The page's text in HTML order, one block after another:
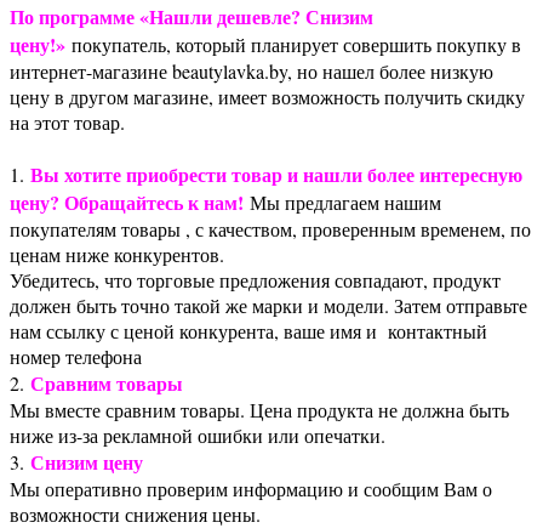
По программе «Нашли дешевле? Снизим
цену!» покупатель, который планирует совершить покупку в
интернет-магазине beautylavka.by, но нашел более низкую
цену в другом магазине, имеет возможность получить скидку
на этот товар.
1. Вы хотите приобрести товар и нашли более интересную
цену? Обращайтесь к нам! Мы предлагаем нашим
покупателям товары , с качеством, проверенным временем, по
ценам ниже конкурентов.
Убедитесь, что торговые предложения совпадают, продукт
должен быть точно такой же марки и модели. Затем отправьте
нам ссылку с ценой конкурента, ваше имя и контактный
номер телефона
2. Сравним товары
Мы вместе сравним товары. Цена продукта не должна быть
ниже из-за рекламной ошибки или опечатки.
3. Снизим цену
Мы оперативно проверим информацию и сообщим Вам о
возможности снижения цены.